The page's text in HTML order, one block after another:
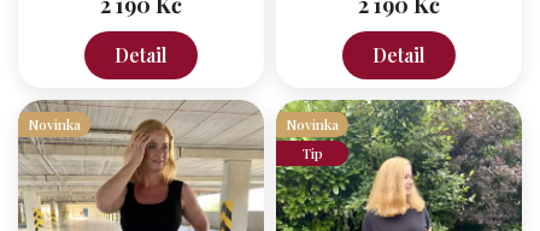
Detail Detail
Novinka
Novinka
Tip